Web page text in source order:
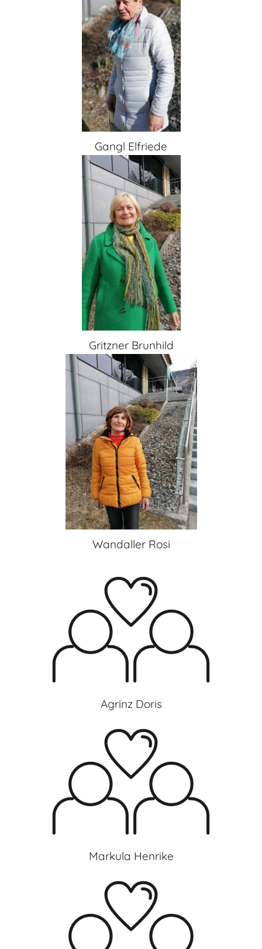
Gangl Elfriede
Gritzner Brunhild
Wandaller Rosi
Agrinz Doris
Markula Henrike